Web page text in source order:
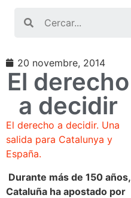
20 novembre, 2014
El derecho
a decidir
El derecho a decidir. Una
salida para Catalunya y
España.
Durante más de 150 años,
Cataluña ha apostado por